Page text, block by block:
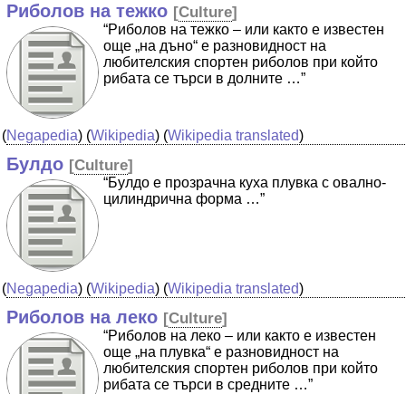
Риболов на тежко [Culture]
“Риболов на тежко – или както е известен
още „на дъно“ е разновидност на
любителския спортен риболов при който
рибата се търси в долните …”
(Negapedia) (Wikipedia) (Wikipedia translated)
Булдо [Culture]
“Булдо е прозрачна куха плувка с овално-
цилиндрична форма …”
(Negapedia) (Wikipedia) (Wikipedia translated)
Риболов на леко [Culture]
“Риболов на леко – или както е известен
още „на плувка“ е разновидност на
любителския спортен риболов при който
рибата се търси в средните …”